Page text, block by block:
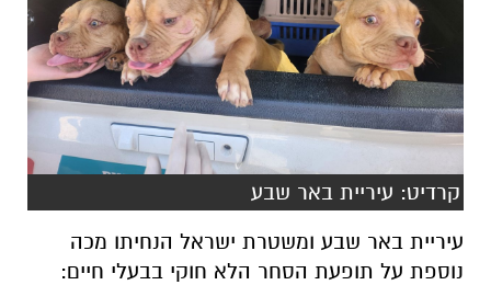
קרדיט: עיריית באר שבע
עיריית באר שבע ומשטרת ישראל הנחיתו מכה
נוספת על תופעת הסחר הלא חוקי בבעלי חיים: